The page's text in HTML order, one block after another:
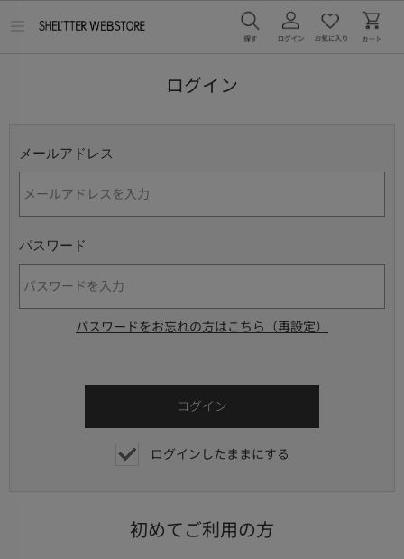
ログイン
メールアドレス
パスワード
パスワードをお忘れの方はこちら（再設定）
ログインしたままにする
初めてご利用の方